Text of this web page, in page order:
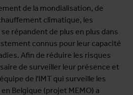
de la mondialisation, de
climatique, les
répandent de plus en plus dans
connus pour leur capacité
Afin de réduire les risques
de surveiller leur présence et
de l'IMT qui surveille les
Belgique (projet MEMO) a